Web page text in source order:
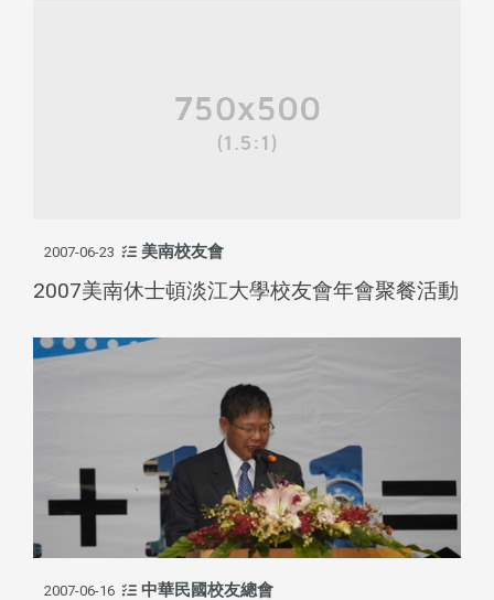
2007-06-23 美南校友會
2007美南休士頓淡江大學校友會年會聚餐活動
2007-06-16 中華民國校友總會